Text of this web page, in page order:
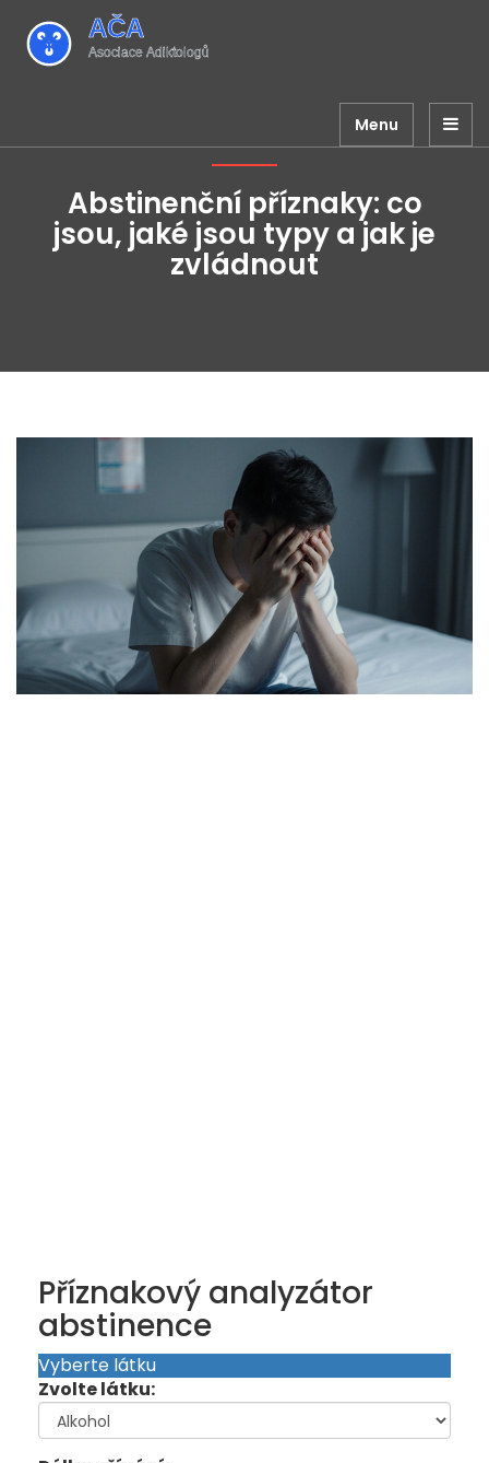
Menu
Abstinenční příznaky: co
jsou, jaké jsou typy a jak je
zvládnout
Příznakový analyzátor
abstinence
Vyberte látku
Zvolte látku: